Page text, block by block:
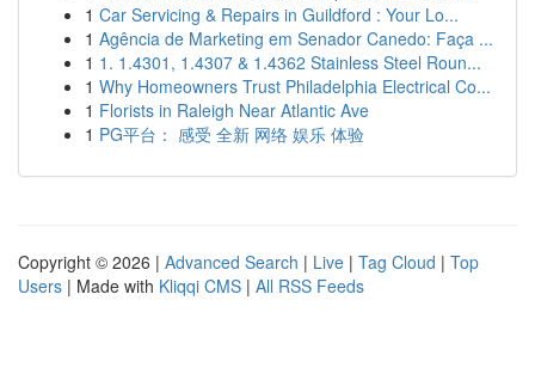
1 Car Servicing & Repairs in Guildford : Your Lo...
1 Agência de Marketing em Senador Canedo: Faça ...
1 1. 1.4301, 1.4307 & 1.4362 Stainless Steel Roun...
1 Why Homeowners Trust Philadelphia Electrical Co...
1 Florists in Raleigh Near Atlantic Ave
1 PG平台： 感受 全新 网络 娱乐 体验
Copyright © 2026 | Advanced Search | Live | Tag Cloud | Top
Users | Made with Kliqqi CMS | All RSS Feeds